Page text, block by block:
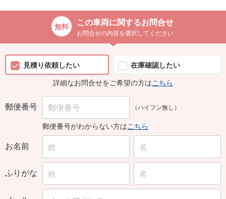
この車両に関するお問合せ
お問合せの内容を選択してください
見積り依頼したい
在庫確認したい
詳細なお問合せをご希望の方はこちら
郵便番号 （ハイフン無し）
郵便番号がわからない方はこちら
お名前
ふりがな